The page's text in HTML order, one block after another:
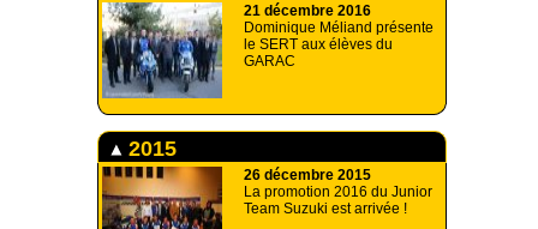
21 décembre 2016
Dominique Méliand présente
le SERT aux élèves du
GARAC
2015
26 décembre 2015
La promotion 2016 du Junior
Team Suzuki est arrivée !